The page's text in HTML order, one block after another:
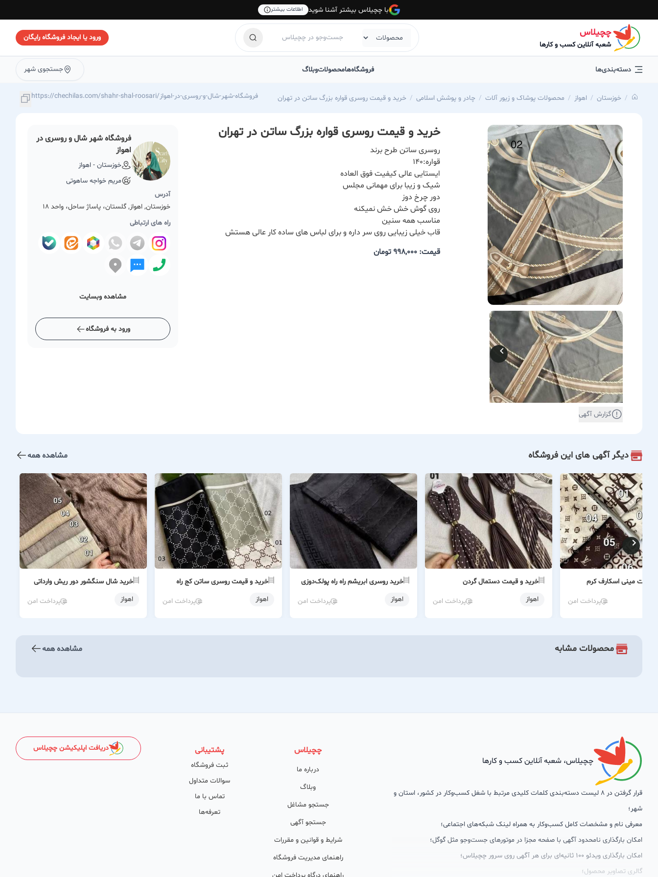
با چچیلاس بیشتر آشنا شوید اطلاعات بیشتر
چچیلاس
شعبه آنلاین کسب و کارها
ورود یا ایجاد فروشگاه رایگان
دسته‌بندی‌ها فروشگاه‌هامحصولاتوبلاگ جستجوی شهر
خوزستان اهواز محصولات پوشاک و زیور آلات چادر و پوشش اسلامی خرید و قیمت روسری قواره بزرگ ساتن در تهران https://chechilas.com/shahr-shal-roosari/فروشگاه-شهر-شال-و-روسری-در-اهواز
گزارش آگهی
خرید و قیمت روسری قواره بزرگ ساتن در تهران
روسری ساتن طرح برند
قواره:140
ایستایی عالی کیفیت فوق العاده
شیک و زیبا برای مهمانی مجلس
دور چرخ دوز
روی گوش خش خش نمیکنه
مناسب همه سنین
قاب خیلی زیبایی روی سر داره و برای لباس های ساده کار عالی هستش
قیمت: 998,000
تومان
فروشگاه شهر شال و روسری در
اهواز
خوزستان - اهواز
مریم خواجه ساهوتی
آدرس
خوزستان, اهواز, گلستان، پاساژ ساحل، واحد 18
راه های ارتباطی
مشاهده وبسایت
ورود به فروشگاه
دیگر آگهی های این فروشگاه مشاهده همه
قیمت مینی اسکارف کرم
پرداخت امن
خرید و قیمت دستمال گردن
اهواز
پرداخت امن
خرید روسری ابریشم راه‌ راه پولک‌دوزی
اهواز
پرداخت امن
خرید و قیمت روسری ساتن کج راه
اهواز
پرداخت امن
خرید شال سنگشور دور ریش وارداتی
اهواز
پرداخت امن
محصولات مشابه مشاهده همه
چچیلاس، شعبه آنلاین کسب و کارها
قرار گرفتن در 8 لیست دسته‌بندی کلمات کلیدی مرتبط با شغل کسب‌وکار در کشور، استان و
شهر؛
معرفی نام و مشخصات کامل کسب‌وکار به همراه لینک شبکه‌های اجتماعی؛
امکان بارگذاری نامحدود آگهی با صفحه مجزا در موتورهای جست‌وجو مثل گوگل؛
امکان بارگذاری ویدئو 100 ثانیه‌ای برای هر آگهی روی سرور چچیلاس؛
گالری تصاویر محصول؛
چچیلاس
درباره ما
وبلاگ
جستجو مشاغل
جستجو آگهی
شرایط و قوانین و مقررات
راهنمای مدیریت فروشگاه
پشتیبانی
ثبت فروشگاه
سوالات متداول
تماس با ما
تعرفه‌ها
دریافت اپلیکیشن چچیلاس